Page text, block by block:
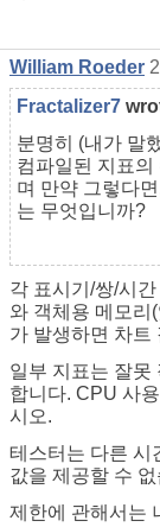
William Roeder
Fractalizer7
분명히 (내가 말
컴파일된 지표의
며 만약 그렇다
는 무엇입니까?
각 표시기/쌍/시
와 객체용 메모리
가 발생하면 차트
일부 지표는 잘못
합니다. CPU 사
시오.
테스터는 다른 시
값을 제공할 수
제한에 관해서는